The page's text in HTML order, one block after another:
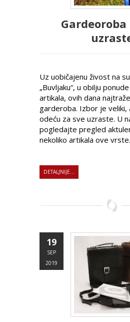
Gardeoroba
Uz uobičajenu živost na
„Buvljaku“, u obilju
artikala, ovih dana
garderoba. Izbor je veliki,
odeću za sve uzraste. U
pogledajte pregled
nekoliko artikala ove vrste.
DETALJNIJE...
19
SEP
2019